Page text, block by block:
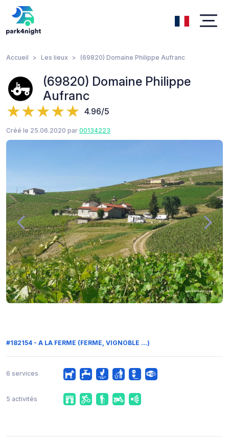
Accueil Les lieux (69820) Domaine Philippe Aufranc
(69820) Domaine Philippe
Aufranc
4.96/5
Créé le 25.06.2020 par 00134223
#182154 - A LA FERME (FERME, VIGNOBLE ...)
6 services
5 activités